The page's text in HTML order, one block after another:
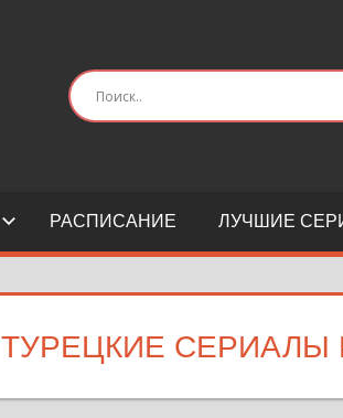
РАСПИСАНИЕ ЛУЧШИЕ
ТУРЕЦКИЕ СЕРИАЛЫ